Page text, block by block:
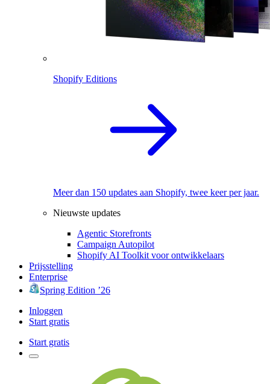
Shopify Editions
Meer dan 150 updates aan Shopify, twee keer per jaar.
Nieuwste updates
Agentic Storefronts
Campaign Autopilot
Shopify AI Toolkit voor ontwikkelaars
Prijsstelling
Enterprise
Spring Edition ’26
Inloggen
Start gratis
Start gratis